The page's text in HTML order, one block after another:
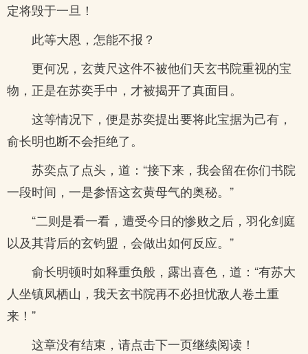
定将毁于一旦！
此等大恩，怎能不报？
更何况，玄黄尺这件不被他们天玄书院重视的宝
物，正是在苏奕手中，才被揭开了真面目。
这等情况下，便是苏奕提出要将此宝据为己有，
俞长明也断不会拒绝了。
苏奕点了点头，道：“接下来，我会留在你们书院
一段时间，一是参悟这玄黄母气的奥秘。”
“二则是看一看，遭受今日的惨败之后，羽化剑庭
以及其背后的玄钧盟，会做出如何反应。”
俞长明顿时如释重负般，露出喜色，道：“有苏大
人坐镇凤栖山，我天玄书院再不必担忧敌人卷土重
来！”
这章没有结束，请点击下一页继续阅读！